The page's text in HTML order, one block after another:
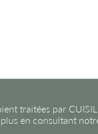
traitées par
en consultant